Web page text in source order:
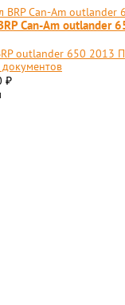
Can-Am outlander
outlander 650 2013
₽